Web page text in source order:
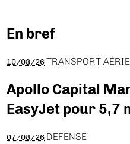
En bref
10/08/26 TRANSPORT
Apollo Capital
EasyJet pour 5,7
07/08/26 DÉFENSE